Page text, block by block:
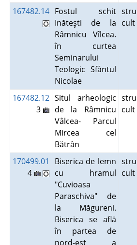
167482.14 Fostul schit
Inăteşti de la
Râmnicu Vîlcea.
în curtea
Seminarului
Teologic Sfântul
Nicolae
cult
167482.12
3
Situl arheologic
de la Râmnicu
Vâlcea- Parcul
Mircea cel
Bătrân
cult
170499.01
4
Biserica de lemn
cu hramul
"Cuvioasa
Paraschiva" de
la Măgureni.
Biserica se află
în partea de
nord-est a
cult